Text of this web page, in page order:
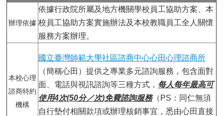
表
類
查
詢
事
辦理依據
依據行政院所屬及地方機關學校員工協助方案、本
校員工協助方案實施辦法及本校教職員工全人關懷
服務方案辦理。
本校心理
諮商特約
機構
國立臺灣師範大學社區諮商中心心田心理諮商所
（簡稱心田）提供之專業多元諮詢服務，包含面對
面、電話與視訊諮詢等三種方式， 每人每年最高可
使用4次(50分／次)免費諮詢服務（PS：同仁無須
自行墊付相關款項或辦理核銷事宜，悉由心田直接